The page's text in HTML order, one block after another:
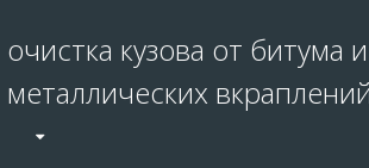
очистка кузова от битума и
металлических вкраплений